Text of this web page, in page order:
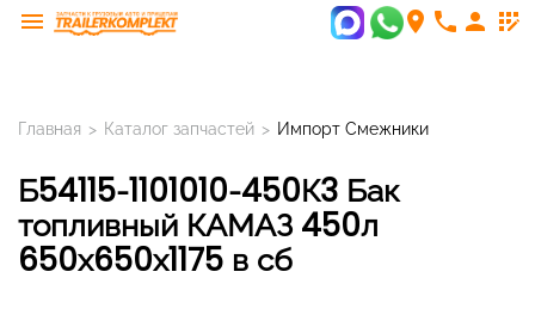
menu room phone person app_registration
Главная > Каталог запчастей > Импорт Смежники
Б54115-1101010-450К3 Бак
топливный КАМАЗ 450л
650х650х1175 в сб